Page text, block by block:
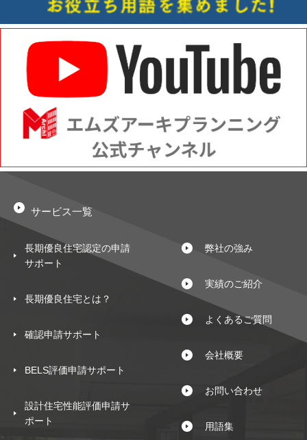
サービス一覧
長期優良住宅認定の申請
サポート
長期優良住宅とは？
確認申請サポート
BELS評価申請サポート
設計住宅性能評価申請サ
ポート
弊社の強み
実績のご紹介
よくあるご質問
会社概要
お問い合わせ
用語集